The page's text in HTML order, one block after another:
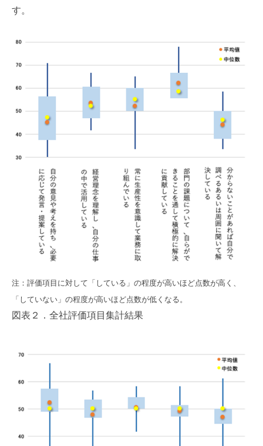
す。
注：評価項目に対して「している」の程度が高いほど点数が高く、
「していない」の程度が高いほど点数が低くなる。
図表２．全社評価項目集計結果